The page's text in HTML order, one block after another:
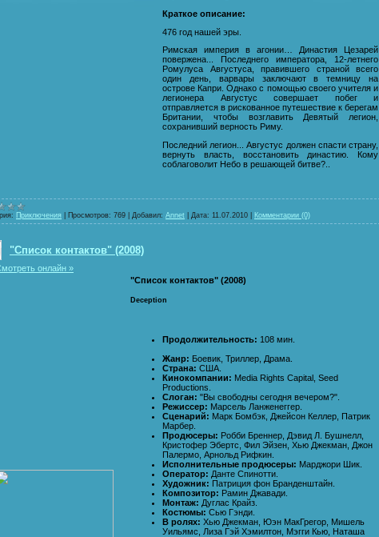
Краткое описание:
476 год нашей эры.
Римская империя в агонии… Династия Цезарей
повержена... Последнего императора, 12-летнего
Ромулуса Августуса, правившего страной всего
один день, варвары заключают в темницу на
острове Капри. Однако с помощью своего учителя и
легионера Августус совершает побег и
отправляется в рискованное путешествие к берегам
Британии, чтобы возглавить Девятый легион,
сохранивший верность Риму.
Последний легион... Августус должен спасти страну,
вернуть власть, восстановить династию. Кому
соблаговолит Небо в решающей битве?..
Приключения Просмотров: 769 Добавил: Annet Дата: 11.07.2010 Комментарии (0)
"Список контактов" (2008)
"Список контактов" (2008)
Deception
Продолжительность: 108 мин.
Жанр: Боевик, Триллер, Драма.
Страна: США.
Кинокомпании: Media Rights Capital, Seed
Productions.
Слоган: "Вы свободны сегодня вечером?".
Режиссер: Марсель Ланженеггер.
Сценарий: Марк Бомбэк, Джейсон Келлер, Патрик
Марбер.
Продюсеры: Робби Бреннер, Дэвид Л. Бушнелл,
Кристофер Эбертс, Фил Эйзен, Хью Джекман, Джон
Палермо, Арнольд Рифкин.
Исполнительные продюсеры: Марджори Шик.
Оператор: Данте Спинотти.
Художник: Патриция фон Бранденштайн.
Композитор: Рамин Джавади.
Монтаж: Дуглас Крайз.
Костюмы: Сью Гэнди.
В ролях: Хью Джекман, Юэн МакГрегор, Мишель
Уильямс, Лиза Гэй Хэмилтон, Мэгги Кью, Наташа
онлайн »